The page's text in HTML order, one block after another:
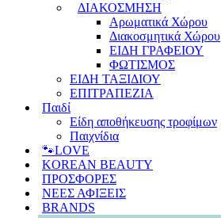
ΔΙΑΚΟΣΜΗΣΗ
Αρωματικά Χώρου
Διακοσμητικά Χώρου
ΕΙΔΗ ΓΡΑΦΕΙΟΥ
ΦΩΤΙΣΜΟΣ
ΕΙΔΗ ΤΑΞΙΔΙΟΥ
ΕΠΙΤΡΑΠΕΖΙΑ
Παιδί
Είδη αποθήκευσης τροφίμων
Παιχνίδια
🐾LOVE
KOREAN BEAUTY
ΠΡΟΣΦΟΡΕΣ
ΝΕΕΣ ΑΦΙΞΕΙΣ
BRANDS